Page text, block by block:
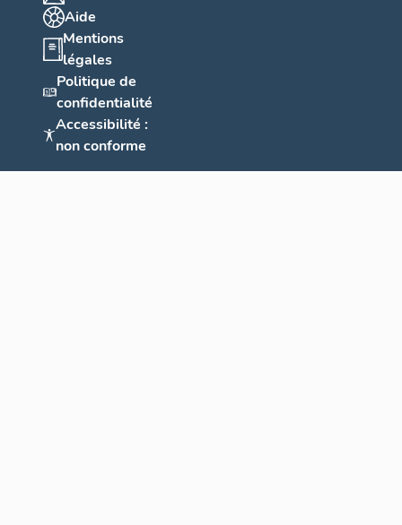
Aide
Mentions
légales
Politique de
confidentialité
Accessibilité :
non conforme